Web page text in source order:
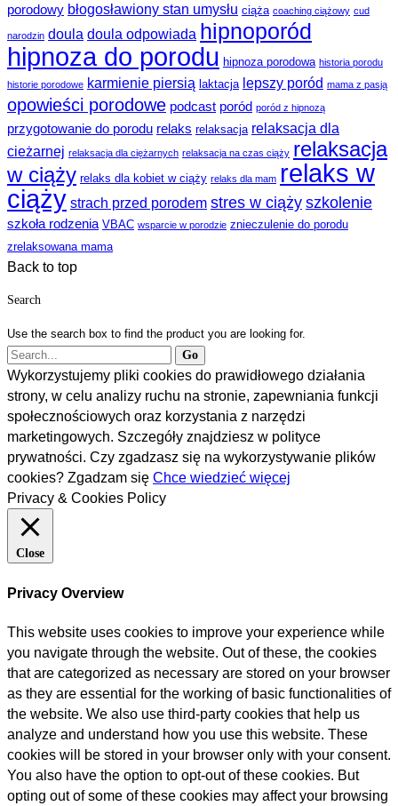
porodowy błogosławiony stan umysłu ciąża coaching ciążowy cud
narodzin doula doula odpowiada hipnoporód
hipnoza do porodu hipnoza porodowa historia porodu
historie porodowe karmienie piersią laktacja lepszy poród mama z pasją
opowieści porodowe podcast poród poród z hipnozą
przygotowanie do porodu relaks relaksacja relaksacja dla
cieżarnej relaksacja dla ciężarnych relaksacja na czas ciąży relaksacja
w ciąży relaks dla kobiet w ciąży relaks dla mam relaks w
ciąży strach przed porodem stres w ciąży szkolenie
szkoła rodzenia VBAC wsparcie w porodzie znieczulenie do porodu
zrelaksowana mama
Back to top
Search
Use the search box to find the product you are looking for.
Wykorzystujemy pliki cookies do prawidłowego działania
strony, w celu analizy ruchu na stronie, zapewniania funkcji
społecznościowych oraz korzystania z narzędzi
marketingowych. Szczegóły znajdziesz w polityce
prywatności. Czy zgadzasz się na wykorzystywanie plików
cookies? Zgadzam się Chce wiedzieć więcej
Privacy & Cookies Policy
Close
Privacy Overview
This website uses cookies to improve your experience while
you navigate through the website. Out of these, the cookies
that are categorized as necessary are stored on your browser
as they are essential for the working of basic functionalities of
the website. We also use third-party cookies that help us
analyze and understand how you use this website. These
cookies will be stored in your browser only with your consent.
You also have the option to opt-out of these cookies. But
opting out of some of these cookies may affect your browsing